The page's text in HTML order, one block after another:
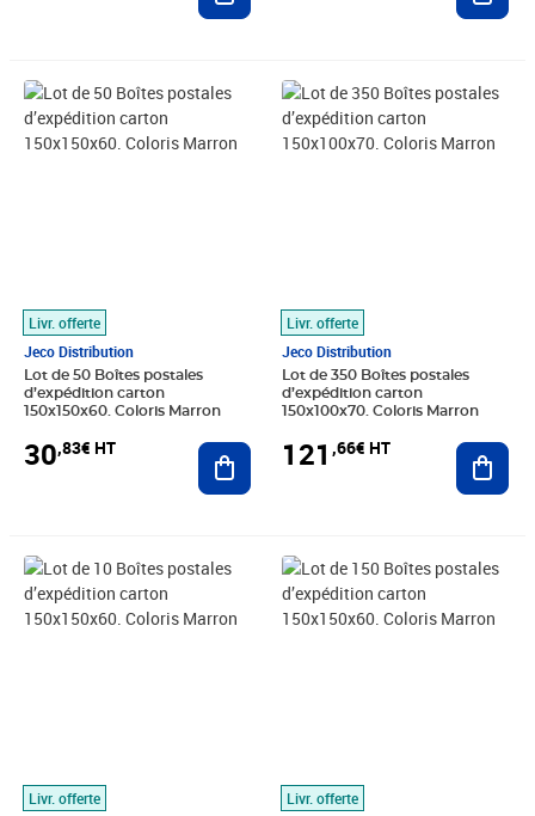
Livr. offerte
Jeco Distribution
Lot de 50 Boîtes postales
d’expédition carton
150x150x60. Coloris Marron
30,83€ HT
Prix 30,83€ HT
Ajouter au panier
Livr. offerte
Jeco Distribution
Lot de 350 Boîtes postales
d’expédition carton
150x100x70. Coloris Marron
121 ,66€ HT
Prix 121,66€ HT
Livr. offerte
Prix 14,99€ HT
Livr. offerte
Prix 61,66€ HT